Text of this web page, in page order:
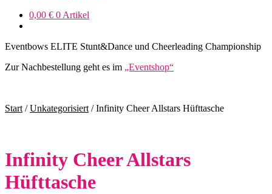
0,00 € 0 Artikel
Eventbows ELITE Stunt&Dance und Cheerleading Championship
Zur Nachbestellung geht es im „Eventshop“
Start /Unkategorisiert /Infinity Cheer Allstars Hüfttasche
Infinity Cheer Allstars
Hüfttasche